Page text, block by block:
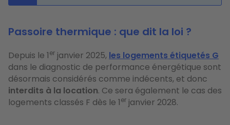
Passoire thermique : que dit la loi ?
Depuis le 1er janvier 2025, les logements étiquetés G
dans le diagnostic de performance énergétique sont
désormais considérés comme indécents, et donc
interdits à la location. Ce sera également le cas des
logements classés F dès le 1er janvier 2028.